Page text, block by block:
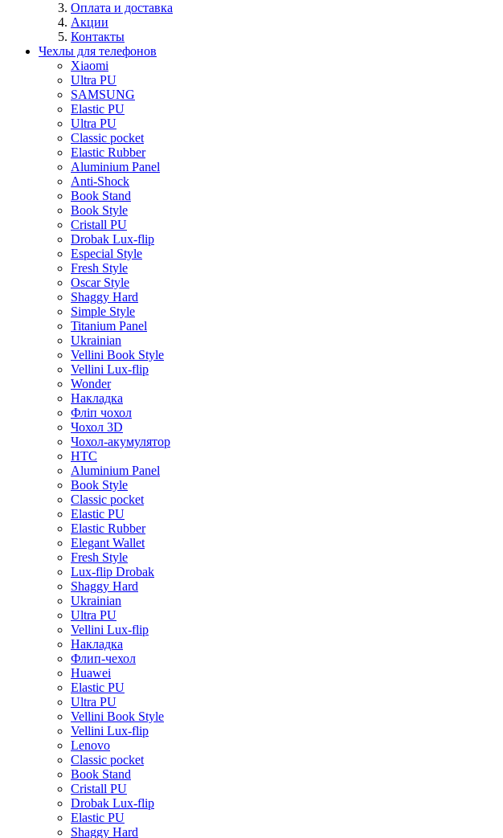
Оплата и доставка
Акции
Контакты
Чехлы для телефонов
Xiaomi
Ultra PU
SAMSUNG
Elastic PU
Ultra PU
Classic pocket
Elastic Rubber
Aluminium Panel
Anti-Shock
Book Stand
Book Style
Cristall PU
Drobak Lux-flip
Especial Style
Fresh Style
Oscar Style
Shaggy Hard
Simple Style
Titanium Panel
Ukrainian
Vellini Book Style
Vellini Lux-flip
Wonder
Накладка
Фліп чохол
Чохол 3D
Чохол-акумулятор
HTC
Aluminium Panel
Book Style
Classic pocket
Elastic PU
Elastic Rubber
Elegant Wallet
Fresh Style
Lux-flip Drobak
Shaggy Hard
Ukrainian
Ultra PU
Vellini Lux-flip
Накладка
Флип-чехол
Huawei
Elastic PU
Ultra PU
Vellini Book Style
Vellini Lux-flip
Lenovo
Classic pocket
Book Stand
Cristall PU
Drobak Lux-flip
Elastic PU
Shaggy Hard